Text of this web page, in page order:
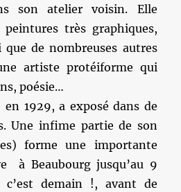
son atelier voisin. Elle
peintures très graphiques,
de nombreuses autres
artiste protéiforme qui
poésie…
en 1929, a exposé dans de
Une infime partie de son
forme une importante
à Beaubourg jusqu’au 9
demain !, avant de